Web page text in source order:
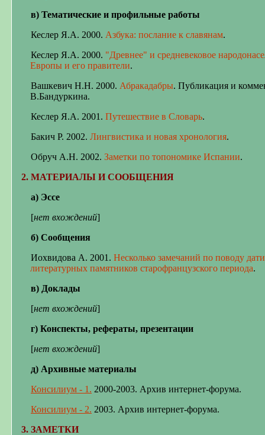
в) Тематические и профильные работы
Кеслер Я.А. 2000. Азбука: послание к славянам.
Кеслер Я.А. 2000. "Древнее" и средневековое
Европы и его правители.
Вашкевич Н.Н. 2000. Абракадабры. Публикация и
В.Бандуркина.
Кеслер Я.А. 2001. Путешествие в Словарь.
Бакич Р. 2002. Лингвистика и новая хронология.
Обруч А.Н. 2002. Заметки по топономике Испании.
2. МАТЕРИАЛЫ И СООБЩЕНИЯ
а) Эссе
[нет вхождений]
б) Сообщения
Иохвидова А. 2001. Несколько замечаний по поводу
литературных памятников старофранцузского периода.
в) Доклады
[нет вхождений]
г) Конспекты, рефераты, презентации
[нет вхождений]
д) Архивные материалы
Консилиум - 1 . 2000-2003. Архив интернет-форума.
Консилиум - 2. 2003. Архив интернет-форума.
3. ЗАМЕТКИ